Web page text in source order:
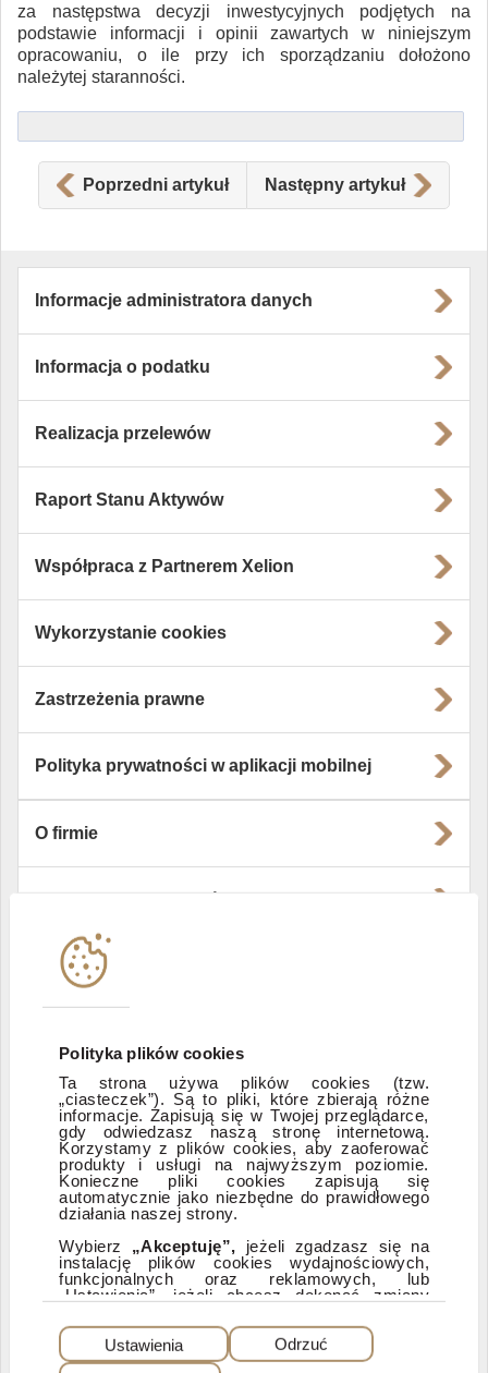
Polityka plików cookies
Ta strona używa plików cookies (tzw.
„ciasteczek”). Są to pliki, które zbierają różne
informacje. Zapisują się w Twojej przeglądarce,
gdy odwiedzasz naszą stronę internetową.
Korzystamy z plików cookies, aby zaoferować
produkty i usługi na najwyższym poziomie.
Konieczne pliki cookies zapisują się
automatycznie jako niezbędne do prawidłowego
działania naszej strony.
Wybierz „Akceptuję”, jeżeli zgadzasz się na
instalację plików cookies wydajnościowych,
funkcjonalnych oraz reklamowych, lub
„Ustawienia”, jeżeli chcesz dokonać zmiany
Dzięki plikom cookies możemy: udostępniać
nasz serwis, dostosowywać go do Twoich
Ustawienia Odrzuć
za następstwa decyzji inwestycyjnych podjętych na
podstawie informacji i opinii zawartych w niniejszym
opracowaniu, o ile przy ich sporządzaniu dołożono
należytej staranności.
Poprzedni artykuł Następny artykuł
Informacje administratora danych
Informacja o podatku
Realizacja przelewów
Raport Stanu Aktywów
Współpraca z Partnerem Xelion
Wykorzystanie cookies
Zastrzeżenia prawne
Polityka prywatności w aplikacji mobilnej
O firmie
Instytucje współpracujące
Zastrzeżenia prawne
ESG
PEŁNA WERSJA SERWISU